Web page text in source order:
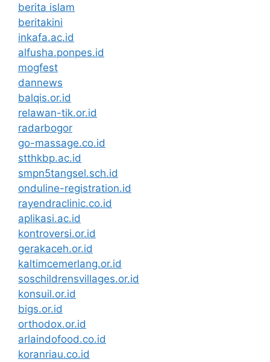
berita islam
beritakini
inkafa.ac.id
alfusha.ponpes.id
mogfest
dannews
balqis.or.id
relawan-tik.or.id
radarbogor
go-massage.co.id
stthkbp.ac.id
smpn5tangsel.sch.id
onduline-registration.id
rayendraclinic.co.id
aplikasi.ac.id
kontroversi.or.id
gerakaceh.or.id
kaltimcemerlang.or.id
soschildrensvillages.or.id
konsuil.or.id
bigs.or.id
orthodox.or.id
arlaindofood.co.id
koranriau.co.id